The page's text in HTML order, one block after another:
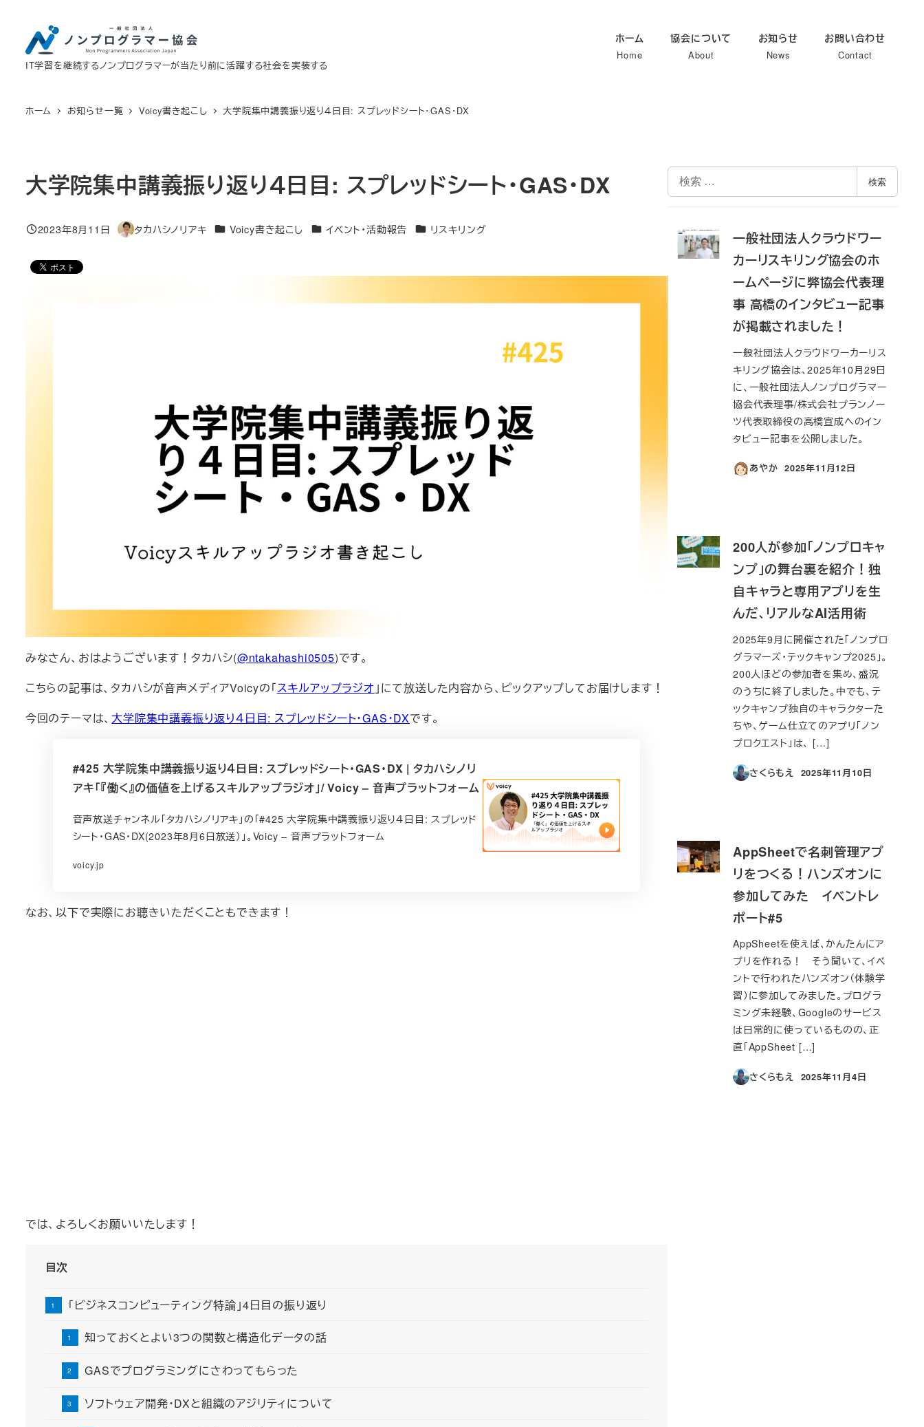
IT学習を継続するノンプログラマーが当たり前に活躍する社会を実装する
ホーム
Home
協会について
About
お知らせ
News
お問い合わせ
Contact
ホーム お知らせ一覧 Voicy書き起こし 大学院集中講義振り返り４日目: スプレッドシート・GAS・DX
大学院集中講義振り返り４日目: スプレッドシート・GAS・DX
投稿日
2023年8月11日
著
タカハシノリアキ カテゴリー
Voicy書き起こし カテゴリー
イベント・活動報告 カテゴリー
リスキリング
みなさん、おはようございます！タカハシ(@ntakahashi0505)です。
こちらの記事は、タカハシが音声メディアVoicyの「スキルアップラジオ 」にて放送した内容から、ピックアップしてお届けします！
今回のテーマは、大学院集中講義振り返り４日目: スプレッドシート・GAS・DXです。
#425 大学院集中講義振り返り４日目: スプレッドシート・GAS・DX | タカハシノリ
アキ「『働く』の価値を上げるスキルアップラジオ」/ Voicy – 音声プラットフォーム
音声放送チャンネル「タカハシノリアキ」の「#425 大学院集中講義振り返り４日目: スプレッド
シート・GAS・DX(2023年8月6日放送）」。Voicy – 音声プラットフォーム
voicy.jp
なお、以下で実際にお聴きいただくこともできます！
では、よろしくお願いいたします！
目次
「ビジネスコンピューティング特論」4日目の振り返り
知っておくとよい3つの関数と構造化データの話
GASでプログラミングにさわってもらった
ソフトウェア開発・DXと組織のアジリティについて
索
検索
一般社団法人クラウドワー
カーリスキリング協会のホ
ームページに弊協会代表理
事 高橋のインタビュー記事
が掲載されました！
一般社団法人クラウドワーカーリス
キリング協会は、2025年10月29日
に、一般社団法人ノンプログラマー
協会代表理事/株式会社プランノー
ツ代表取締役の高橋宣成へのイン
タビュー記事を公開しました。
あやか
投稿日
2025年11月12日
200人が参加「ノンプロキャ
ンプ」の舞台裏を紹介！独
自キャラと専用アプリを生
んだ、リアルなAI活用術
2025年9月に開催された「ノンプロ
グラマーズ・テックキャンプ2025」。
200人ほどの参加者を集め、盛況
のうちに終了しました。中でも、テ
ックキャンプ独自のキャラクターた
ちや、ゲーム仕立てのアプリ「ノン
プロクエスト」は、 […]
さくらもえ
投稿日
2025年11月10日
AppSheetで名刺管理アプ
リをつくる！ハンズオンに
参加してみた イベントレ
ポート#5
AppSheetを使えば、かんたんにア
プリを作れる！ そう聞いて、イベ
ントで行われたハンズオン（体験学
習）に参加してみました。プログラ
ミング未経験、Googleのサービス
は日常的に使っているものの、正
直「AppSheet […]
さくらもえ
投稿日
2025年11月4日